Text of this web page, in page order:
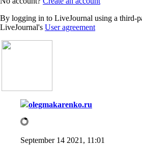
By logging in to LiveJournal using a third-
LiveJournal's User agreement
olegmakarenko.ru
September 14 2021, 11:01